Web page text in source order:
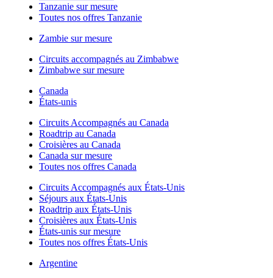
Tanzanie sur mesure
Toutes nos offres Tanzanie
Zambie sur mesure
Circuits accompagnés au Zimbabwe
Zimbabwe sur mesure
Canada
États-unis
Circuits Accompagnés au Canada
Roadtrip au Canada
Croisières au Canada
Canada sur mesure
Toutes nos offres Canada
Circuits Accompagnés aux États-Unis
Séjours aux États-Unis
Roadtrip aux États-Unis
Croisières aux États-Unis
États-unis sur mesure
Toutes nos offres États-Unis
Argentine